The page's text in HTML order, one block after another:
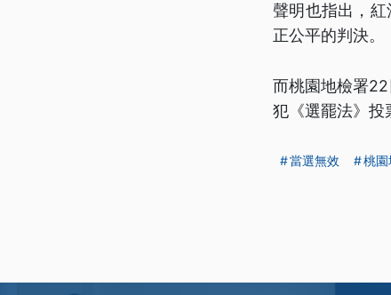
聲明也指出，
正公平的判決。
而桃園地檢署
犯《選罷法》投
當選無效 桃